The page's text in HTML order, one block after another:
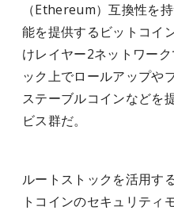
（Ethereum）互換性を
能を提供するビットコイ
けレイヤー2ネットワー
ック上でロールアップや
ステーブルコインなどを
ビス群だ。
ルートストックを活用す
トコインのセキュリティ